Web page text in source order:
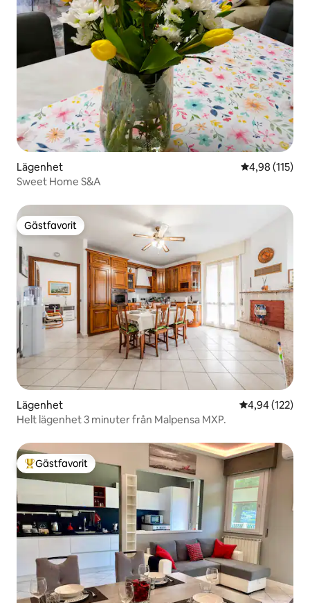
Lägenhet 4,98 av 5 i
4,98 (115)
Sweet Home S&A
Gästfavorit
Gästfavorit
Lägenhet 4,94 av 5 i
4,94 (122)
Helt lägenhet 3 minuter från Malpensa MXP.
Populär gästfavorit
Gästfavorit